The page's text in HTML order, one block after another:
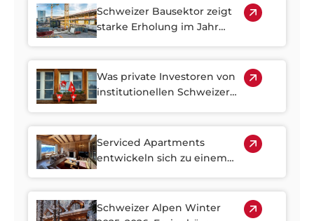
zentrale Rolle spielen
Schweizer Bausektor zeigt
starke Erholung im Jahr
Was private Investoren von
institutionellen Schweizer
Serviced Apartments
entwickeln sich zu einem
dem Immobilienmarkt in
den Alpen
Schweizer Alpen Winter